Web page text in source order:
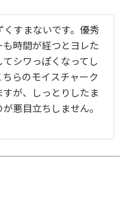
すまないです。優秀
時間が経つとヨレた
シワっぽくなってし
らのモイスチャーク
が、しっとりしたま
悪目立ちしません。